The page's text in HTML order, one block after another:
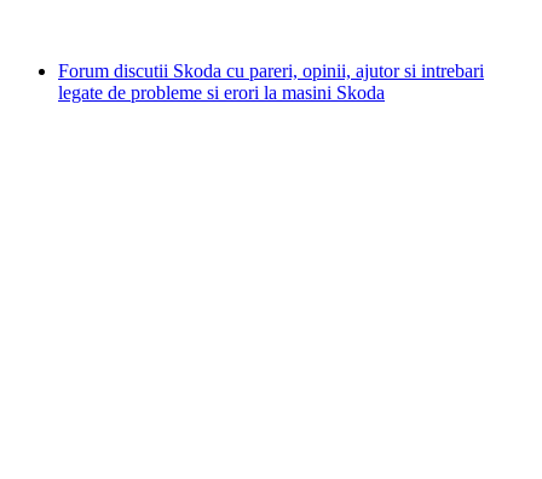
Forum discutii Skoda cu pareri, opinii, ajutor si intrebari
legate de probleme si erori la masini Skoda